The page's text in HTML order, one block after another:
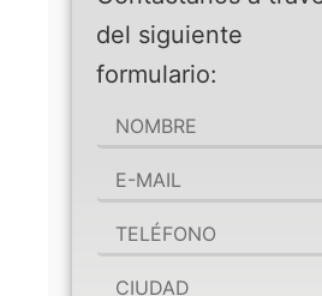
del siguiente
formulario: